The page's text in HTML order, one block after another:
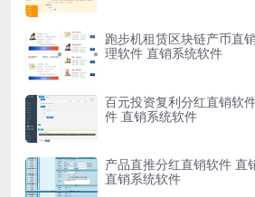
跑步机租赁区块链产币直
理软件 直销系统软件
百元投资复利分红直销软
件 直销系统软件
产品直推分红直销软件 直
直销系统软件